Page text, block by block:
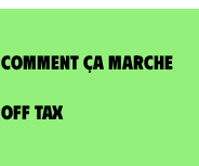
Comment ça marche
Off Tax